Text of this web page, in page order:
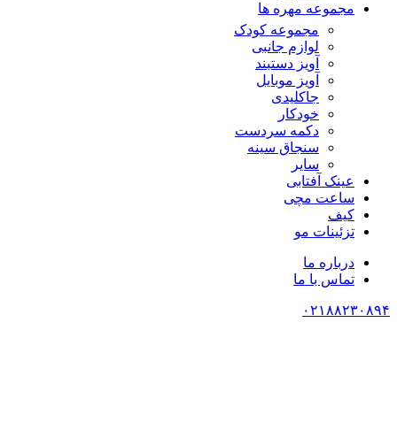
مجموعه مهره ها
مجموعه کودک
لوازم جانبی
آویز دستبند
آویز موبایل
جاکلیدی
خودکار
دکمه سردست
سنجاق سینه
سایر
عینک آفتابی
ساعت مچی
کیف
تزئینات مو
درباره ما
تماس با ما
۰۲۱۸۸۲۳۰۸۹۴